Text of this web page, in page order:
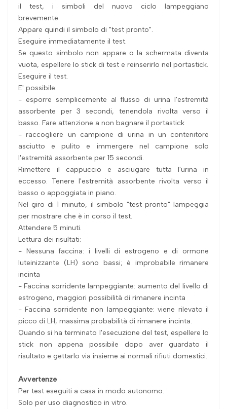
il test, i simboli del nuovo ciclo lampeggiano
brevemente.
Appare quindi il simbolo di "test pronto".
Eseguire immediatamente il test.
Se questo simbolo non appare o la schermata diventa
vuota, espellere lo stick di test e reinserirlo nel portastick.
Eseguire il test.
E' possibile:
- esporre semplicemente al flusso di urina l'estremità
assorbente per 3 secondi, tenendola rivolta verso il
basso. Fare attenzione a non bagnare il portastick
- raccogliere un campione di urina in un contenitore
asciutto e pulito e immergere nel campione solo
l'estremità assorbente per 15 secondi.
Rimettere il cappuccio e asciugare tutta l'urina in
eccesso. Tenere l'estremità assorbente rivolta verso il
basso o appoggiata in piano.
Nel giro di 1 minuto, il simbolo "test pronto" lampeggia
per mostrare che è in corso il test.
Attendere 5 minuti.
Lettura dei risultati:
- Nessuna faccina: i livelli di estrogeno e di ormone
luteinizzante (LH) sono bassi; è improbabile rimanere
incinta
- Faccina sorridente lampeggiante: aumento del livello di
estrogeno, maggiori possibilità di rimanere incinta
- Faccina sorridente non lampeggiante: viene rilevato il
picco di LH, massima probabilità di rimanere incinta.
Quando si ha terminato l'esecuzione del test, espellere lo
stick non appena possibile dopo aver guardato il
risultato e gettarlo via insieme ai normali rifiuti domestici.
Avvertenze
Per test eseguiti a casa in modo autonomo.
Solo per uso diagnostico in vitro.